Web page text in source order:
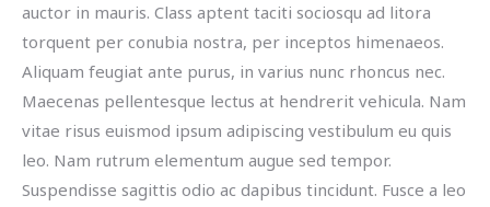
auctor in mauris. Class aptent taciti sociosqu ad litora
torquent per conubia nostra, per inceptos himenaeos.
Aliquam feugiat ante purus, in varius nunc rhoncus nec.
Maecenas pellentesque lectus at hendrerit vehicula. Nam
vitae risus euismod ipsum adipiscing vestibulum eu quis
leo. Nam rutrum elementum augue sed tempor.
Suspendisse sagittis odio ac dapibus tincidunt. Fusce a leo